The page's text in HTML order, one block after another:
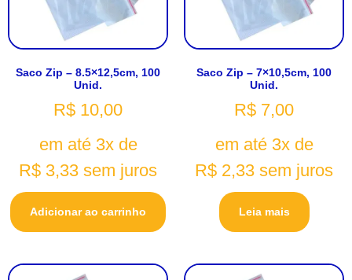
Saco Zip – 8.5×12,5cm, 100
Unid.
R$ 10,00
em até 3x de
R$ 3,33 sem juros
Adicionar ao carrinho
Saco Zip – 7×10,5cm, 100
Unid.
R$ 7,00
em até 3x de
R$ 2,33 sem juros
Leia mais